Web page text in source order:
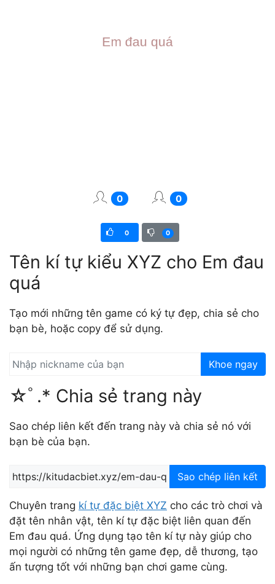
0 0
0 0
Tên kí tự kiểu XYZ cho Em đau
quá
Tạo mới những tên game có ký tự đẹp, chia sẻ cho
bạn bè, hoặc copy để sử dụng.
Khoe ngay
☆ﾟ.* Chia sẻ trang này
Sao chép liên kết đến trang này và chia sẻ nó với
bạn bè của bạn.
Sao chép liên kết
Chuyên trang kí tự đặc biệt XYZ cho các trò chơi và
đặt tên nhân vật, tên kí tự đặc biệt liên quan đến
Em đau quá. Ứng dụng tạo tên kí tự này giúp cho
mọi người có những tên game đẹp, dễ thương, tạo
ấn tượng tốt với những bạn chơi game cùng.